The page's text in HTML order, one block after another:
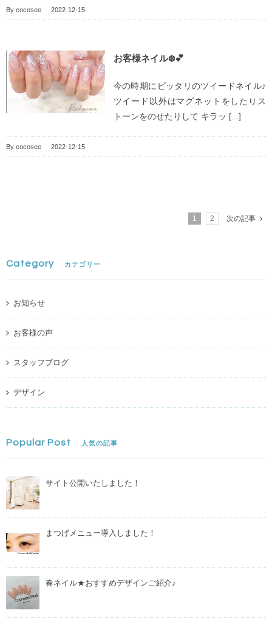
By cocosee 2022-12-15
お客様ネイル❄️💕
今の時期にピッタリのツイードネイル♪
ツイード以外はマグネットをしたりス
トーンをのせたりして キラッ [...]
By cocosee 2022-12-15
1 2 次の記事
Category カテゴリー
お知らせ
お客様の声
スタッフブログ
デザイン
Popular Post 人気の記事
サイト公開いたしました！
まつげメニュー導入しました！
春ネイル★おすすめデザインご紹介♪